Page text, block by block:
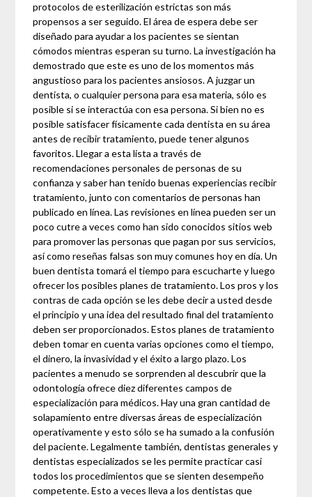
protocolos de esterilización estrictas son más
propensos a ser seguido. El área de espera debe ser
diseñado para ayudar a los pacientes se sientan
cómodos mientras esperan su turno. La investigación ha
demostrado que este es uno de los momentos más
angustioso para los pacientes ansiosos. A juzgar un
dentista, o cualquier persona para esa materia, sólo es
posible si se interactúa con esa persona. Si bien no es
posible satisfacer físicamente cada dentista en su área
antes de recibir tratamiento, puede tener algunos
favoritos. Llegar a esta lista a través de
recomendaciones personales de personas de su
confianza y saber han tenido buenas experiencias recibir
tratamiento, junto con comentarios de personas han
publicado en línea. Las revisiones en línea pueden ser un
poco cutre a veces como han sido conocidos sitios web
para promover las personas que pagan por sus servicios,
así como reseñas falsas son muy comunes hoy en día. Un
buen dentista tomará el tiempo para escucharte y luego
ofrecer los posibles planes de tratamiento. Los pros y los
contras de cada opción se les debe decir a usted desde
el principio y una idea del resultado final del tratamiento
deben ser proporcionados. Estos planes de tratamiento
deben tomar en cuenta varias opciones como el tiempo,
el dinero, la invasividad y el éxito a largo plazo. Los
pacientes a menudo se sorprenden al descubrir que la
odontología ofrece diez diferentes campos de
especialización para médicos. Hay una gran cantidad de
solapamiento entre diversas áreas de especialización
operativamente y esto sólo se ha sumado a la confusión
del paciente. Legalmente también, dentistas generales y
dentistas especializados se les permite practicar casi
todos los procedimientos que se sienten desempeño
competente. Esto a veces lleva a los dentistas que